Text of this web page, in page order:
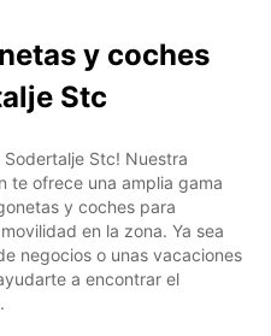
y coches
Stc
Sodertalje Stc! Nuestra
te ofrece una amplia gama
y coches para
en la zona. Ya sea
negocios o unas vacaciones
a encontrar el